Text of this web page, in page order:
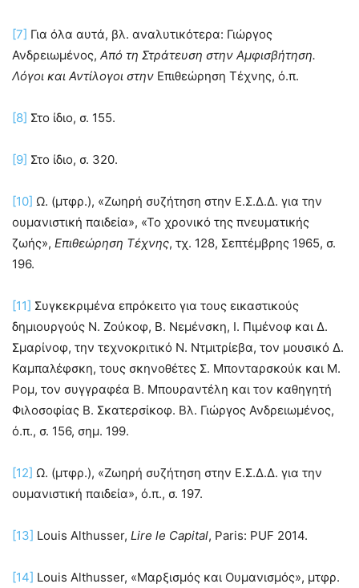
[7] Για όλα αυτά, βλ. αναλυτικότερα: Γιώργος
Ανδρειωμένος, Από τη Στράτευση στην Αμφισβήτηση.
Λόγοι και Αντίλογοι στην Επιθεώρηση Τέχνης, ό.π.
[8] Στο ίδιο, σ. 155.
[9] Στο ίδιο, σ. 320.
[10] Ω. (μτφρ.), «Ζωηρή συζήτηση στην Ε.Σ.Δ.Δ. για την
ουμανιστική παιδεία», «Το χρονικό της πνευματικής
ζωής», Επιθεώρηση Τέχνης, τχ. 128, Σεπτέμβρης 1965, σ.
196.
[11] Συγκεκριμένα επρόκειτο για τους εικαστικούς
δημιουργούς Ν. Ζούκοφ, Β. Νεμένσκη, Ι. Πιμένοφ και Δ.
Σμαρίνοφ, την τεχνοκριτικό Ν. Ντμιτρίεβα, τον μουσικό Δ.
Καμπαλέφσκη, τους σκηνοθέτες Σ. Μπονταρσκούκ και Μ.
Ρομ, τον συγγραφέα Β. Μπουραντέλη και τον καθηγητή
Φιλοσοφίας Β. Σκατερσίκοφ. Βλ. Γιώργος Ανδρειωμένος,
ό.π., σ. 156, σημ. 199.
[12] Ω. (μτφρ.), «Ζωηρή συζήτηση στην Ε.Σ.Δ.Δ. για την
ουμανιστική παιδεία», ό.π., σ. 197.
[13] Louis Althusser, Lire le Capital, Paris: PUF 2014.
[14] Louis Althusser, «Μαρξισμός και Ουμανισμός», μτφρ.